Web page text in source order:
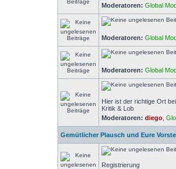
Moderatoren: Global
Moderatoren: Global
Moderatoren: Global
Hier ist der richtige Ort
Kritik & Lob
Moderatoren: diego
Gemütlicher Plausch und Eure
Registrierung